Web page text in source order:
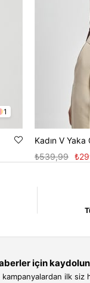
1
Kadın V
₺539,99
için kaydolun
ilk siz